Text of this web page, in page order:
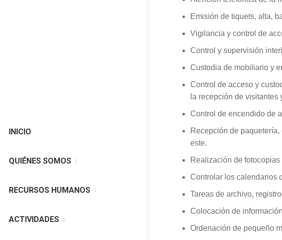
INICIO
QUIÉNES SOMOS
RECURSOS HUMANOS
ACTIVIDADES
Emisión de tiquets, alta,
Vigilancia y control de
Control y supervisión
Custodia de mobiliario y
Control de acceso y
la recepción de visitantes
Control de encendido de
Recepción de
este.
Realización de
Controlar los calendarios
Tareas de archivo,
Colocación de
Ordenación de pequeño